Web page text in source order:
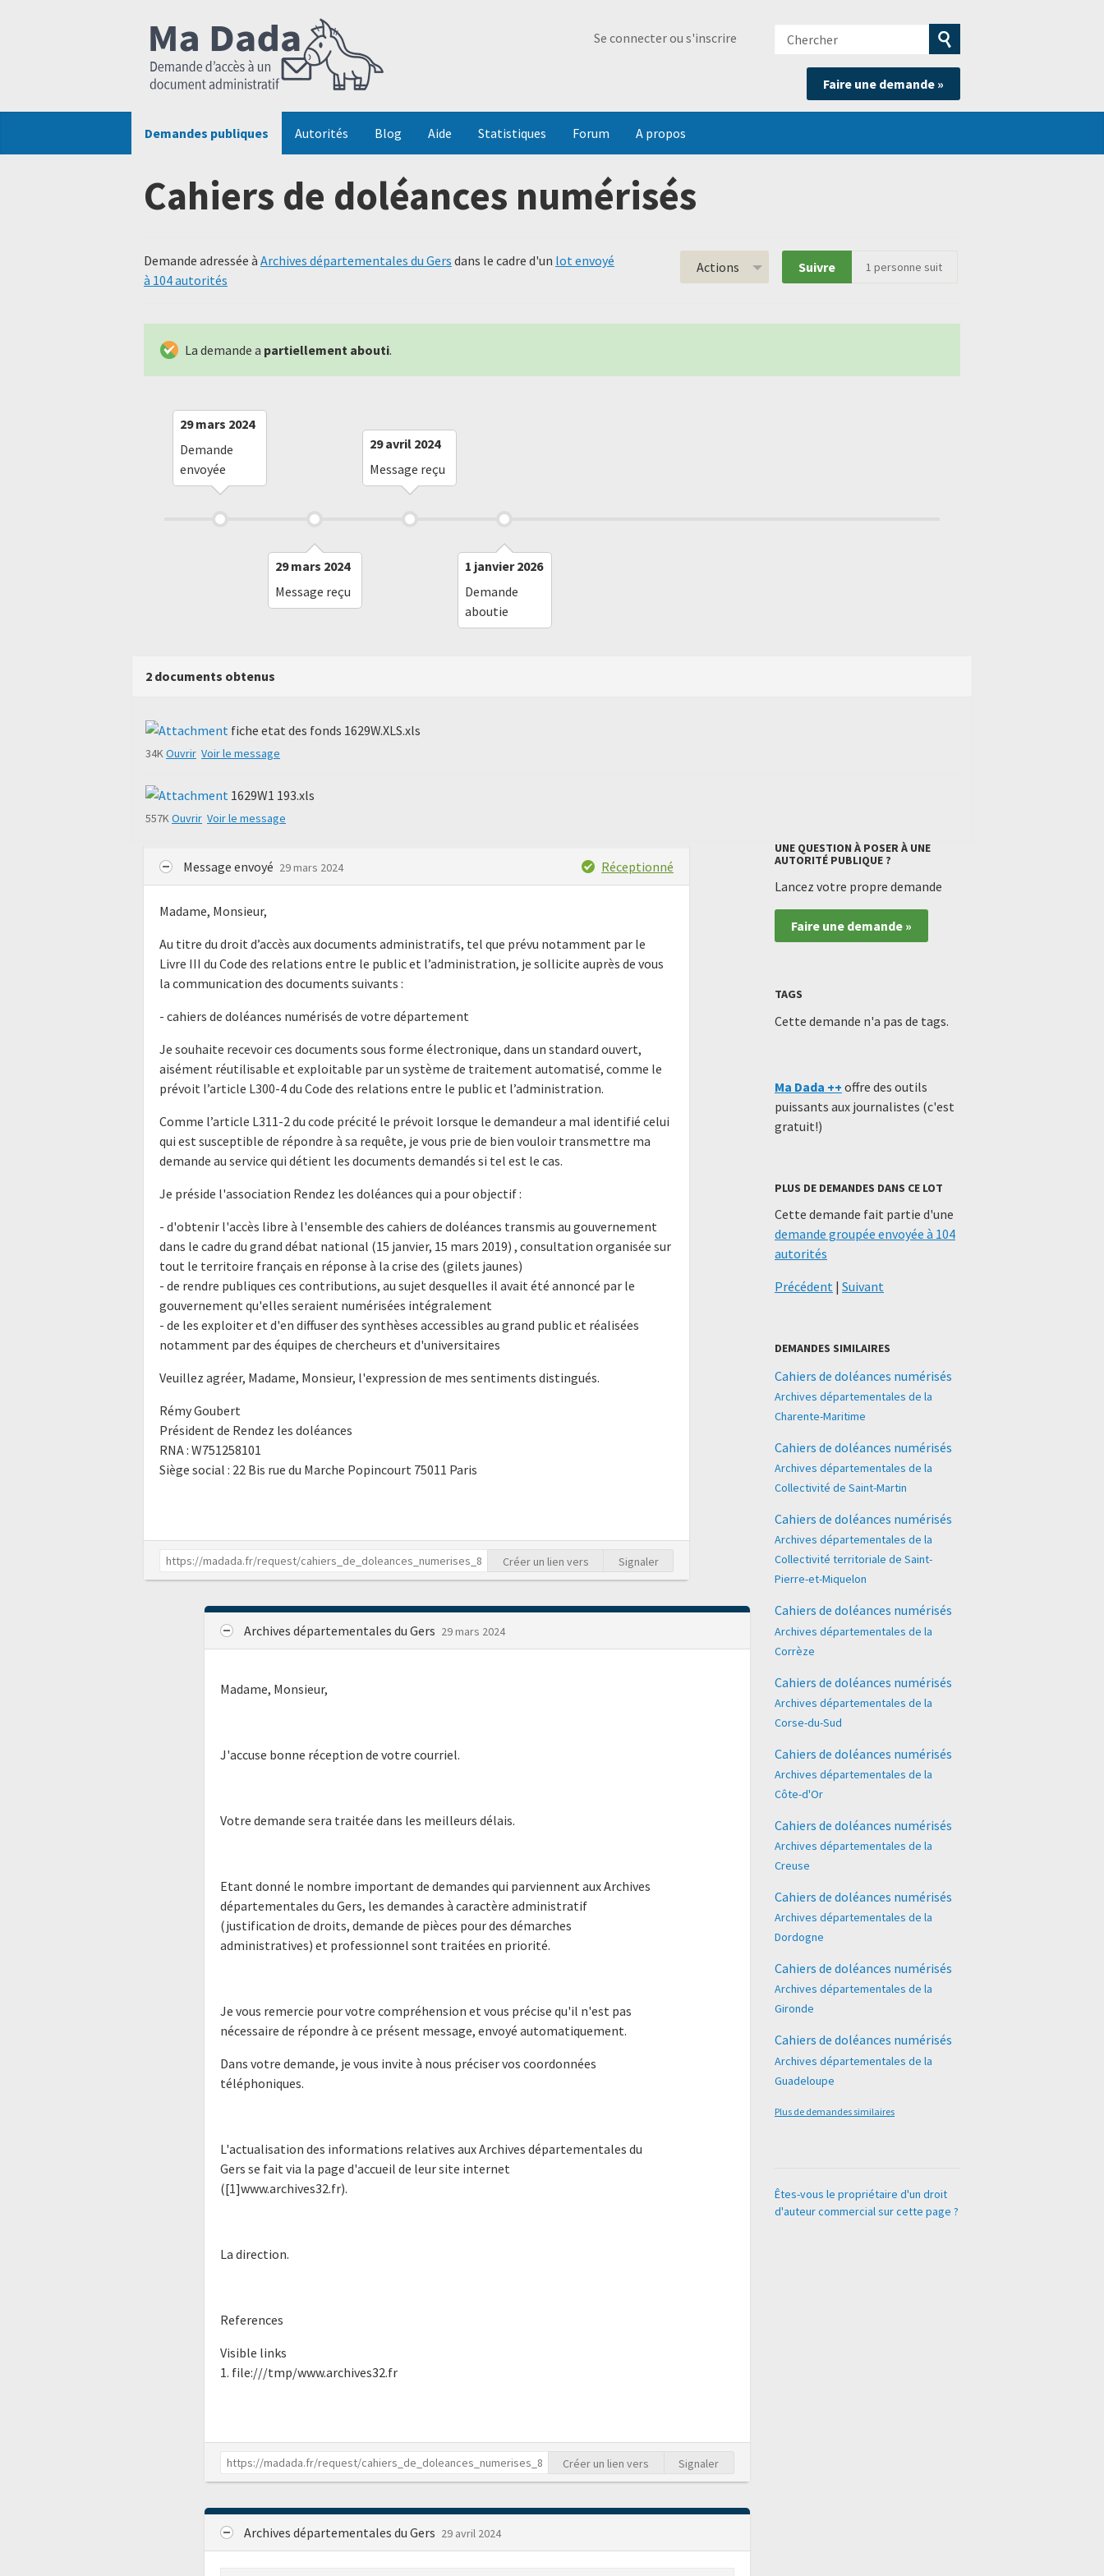
Se connecter ou s'inscrire
Chercher
Soumettre
la
recherche
Faire une demande »
Demandes publiques Autorités Blog Aide Statistiques Forum A propos
Cahiers de doléances numérisés
Demande adressée à Archives départementales du Gers dans le cadre d'un lot envoyé
à 104 autorités
Actions Suivre 1 personne suit
La demande a partiellement abouti.
29 mars 2024
Demande
envoyée
29 mars 2024
Message reçu
29 avril 2024
Message reçu
1 janvier 2026
Demande
aboutie
2 documents obtenus
fiche etat des fonds 1629W.XLS.xls
34KOuvrir Voir le message
1629W1 193.xls
557KOuvrir Voir le message
Message envoyé 29 mars 2024 Réceptionné
Madame, Monsieur,
Au titre du droit d’accès aux documents administratifs, tel que prévu notamment par le
Livre III du Code des relations entre le public et l’administration, je sollicite auprès de vous
la communication des documents suivants :
- cahiers de doléances numérisés de votre département
Je souhaite recevoir ces documents sous forme électronique, dans un standard ouvert,
aisément réutilisable et exploitable par un système de traitement automatisé, comme le
prévoit l’article L300-4 du Code des relations entre le public et l’administration.
Comme l’article L311-2 du code précité le prévoit lorsque le demandeur a mal identifié celui
qui est susceptible de répondre à sa requête, je vous prie de bien vouloir transmettre ma
demande au service qui détient les documents demandés si tel est le cas.
Je préside l'association Rendez les doléances qui a pour objectif :
- d'obtenir l'accès libre à l'ensemble des cahiers de doléances transmis au gouvernement
dans le cadre du grand débat national (15 janvier, 15 mars 2019) , consultation organisée sur
tout le territoire français en réponse à la crise des (gilets jaunes)
- de rendre publiques ces contributions, au sujet desquelles il avait été annoncé par le
gouvernement qu'elles seraient numérisées intégralement
- de les exploiter et d'en diffuser des synthèses accessibles au grand public et réalisées
notamment par des équipes de chercheurs et d'universitaires
Veuillez agréer, Madame, Monsieur, l'expression de mes sentiments distingués.
Rémy Goubert
Président de Rendez les doléances
RNA : W751258101
Siège social : 22 Bis rue du Marche Popincourt 75011 Paris
Créer un lien vers Signaler
Archives départementales du Gers 29 mars 2024
Madame, Monsieur,
J'accuse bonne réception de votre courriel.
Votre demande sera traitée dans les meilleurs délais.
Etant donné le nombre important de demandes qui parviennent aux Archives
départementales du Gers, les demandes à caractère administratif
(justification de droits, demande de pièces pour des démarches
administratives) et professionnel sont traitées en priorité.
Je vous remercie pour votre compréhension et vous précise qu'il n'est pas
nécessaire de répondre à ce présent message, envoyé automatiquement.
Dans votre demande, je vous invite à nous préciser vos coordonnées
téléphoniques.
L'actualisation des informations relatives aux Archives départementales du
Gers se fait via la page d'accueil de leur site internet
([1]www.archives32.fr).
La direction.
References
Visible links
1. file:///tmp/www.archives32.fr
Créer un lien vers Signaler
Archives départementales du Gers 29 avril 2024
UNE QUESTION À POSER À UNE
AUTORITÉ PUBLIQUE ?
Lancez votre propre demande
Faire une demande »
TAGS
Cette demande n'a pas de tags.
Ma Dada ++ offre des outils
puissants aux journalistes (c'est
gratuit!)
PLUS DE DEMANDES DANS CE LOT
Cette demande fait partie d'une
demande groupée envoyée à 104
autorités
Précédent | Suivant
DEMANDES SIMILAIRES
Cahiers de doléances numérisés
Archives départementales de la
Charente-Maritime
Cahiers de doléances numérisés
Archives départementales de la
Collectivité de Saint-Martin
Cahiers de doléances numérisés
Archives départementales de la
Collectivité territoriale de Saint-
Pierre-et-Miquelon
Cahiers de doléances numérisés
Archives départementales de la
Corrèze
Cahiers de doléances numérisés
Archives départementales de la
Corse-du-Sud
Cahiers de doléances numérisés
Archives départementales de la
Côte-d'Or
Cahiers de doléances numérisés
Archives départementales de la
Creuse
Cahiers de doléances numérisés
Archives départementales de la
Dordogne
Cahiers de doléances numérisés
Archives départementales de la
Gironde
Cahiers de doléances numérisés
Archives départementales de la
Guadeloupe
Plus de demandes similaires
Êtes-vous le propriétaire d'un droit
d'auteur commercial sur cette page ?